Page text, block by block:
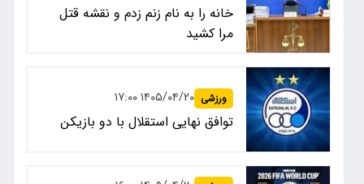
خانه را به نام زنم زدم و نقشه قتل
مرا کشید
ورزشی ۱۴۰۵/۰۴/۲۰ ۱۷:۰۰
توافق نهایی استقلال با دو بازیکن